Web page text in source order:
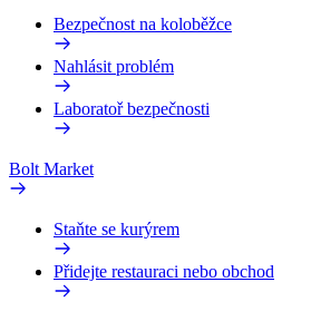
Bezpečnost na koloběžce
Nahlásit problém
Laboratoř bezpečnosti
Bolt Market
Staňte se kurýrem
Přidejte restauraci nebo obchod